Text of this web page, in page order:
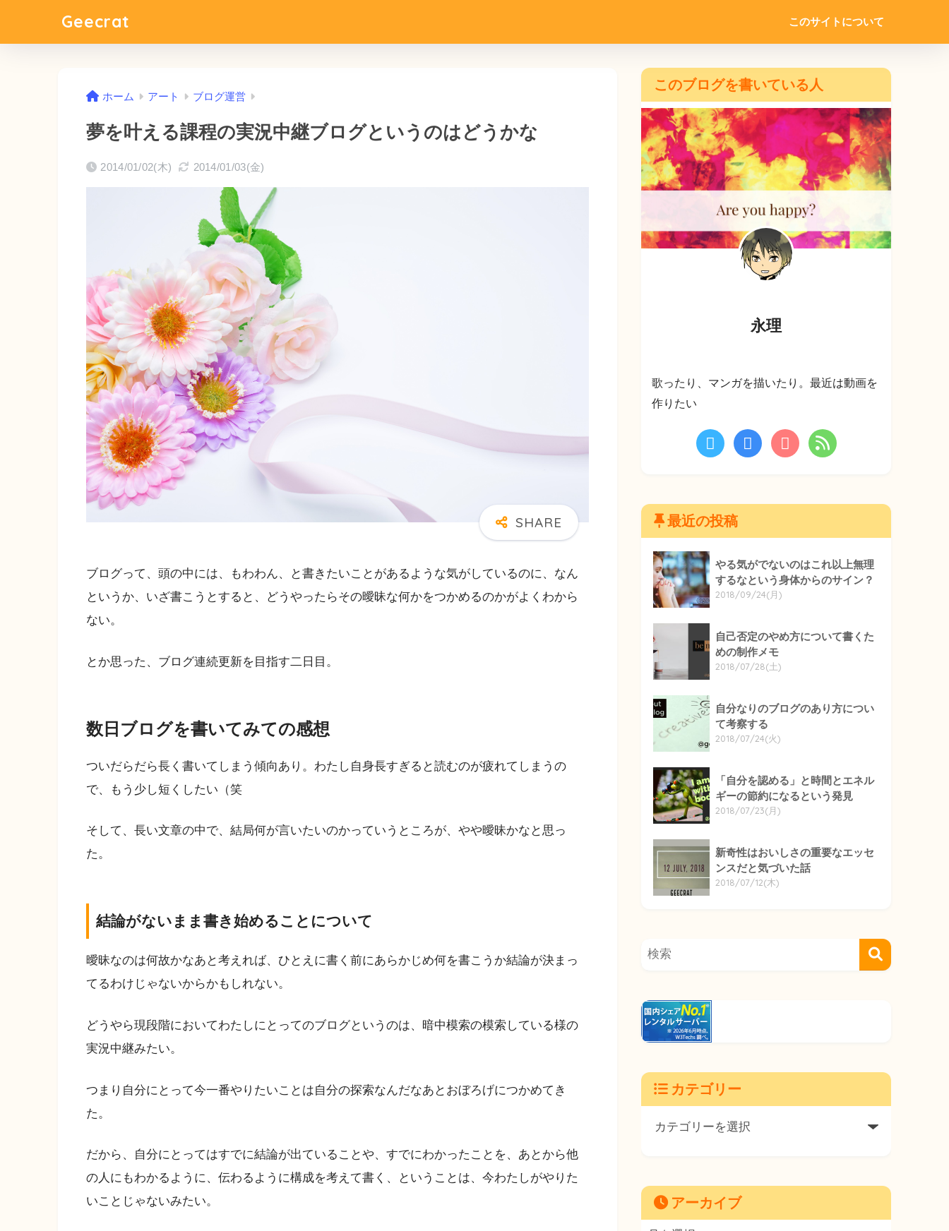
Geecrat このサイトについて
ホーム アート ブログ運営
夢を叶える課程の実況中継ブログというのはどうかな
2014/01/02(木) 2014/01/03(金)
ブログって、頭の中には、もわわん、と書きたいことがあるような気がしているのに、なん
というか、いざ書こうとすると、どうやったらその曖昧な何かをつかめるのかがよくわから
ない。
とか思った、ブログ連続更新を目指す二日目。
数日ブログを書いてみての感想
ついだらだら長く書いてしまう傾向あり。わたし自身長すぎると読むのが疲れてしまうの
で、もう少し短くしたい（笑
そして、長い文章の中で、結局何が言いたいのかっていうところが、やや曖昧かなと思っ
た。
結論がないまま書き始めることについて
曖昧なのは何故かなあと考えれば、ひとえに書く前にあらかじめ何を書こうか結論が決まっ
てるわけじゃないからかもしれない。
どうやら現段階においてわたしにとってのブログというのは、暗中模索の模索している様の
実況中継みたい。
つまり自分にとって今一番やりたいことは自分の探索なんだなあとおぼろげにつかめてき
た。
だから、自分にとってはすでに結論が出ていることや、すでにわかったことを、あとから他
の人にもわかるように、伝わるように構成を考えて書く、ということは、今わたしがやりた
いことじゃないみたい。
このブログを書いている人
永理
歌ったり、マンガを描いたり。最近は動画を
作りたい
最近の投稿
やる気がでないのはこれ以上無理
するなという身体からのサイン？
2018/09/24(月)
自己否定のやめ方について書くた
めの制作メモ
2018/07/28(土)
自分なりのブログのあり方につい
て考察する
2018/07/24(火)
「自分を認める」と時間とエネル
ギーの節約になるという発見
2018/07/23(月)
新奇性はおいしさの重要なエッセ
ンスだと気づいた話
2018/07/12(木)
カテゴリー
アーカイブ